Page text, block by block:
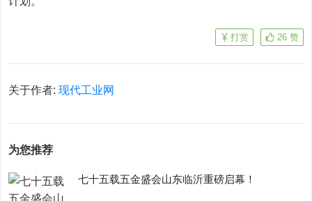
26 赞
打赏
关于作者:现代工业网
为您推荐
七十五载五金盛会山东临沂重磅启幕！